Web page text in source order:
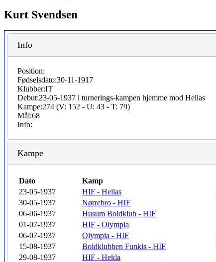
Kurt Svendsen
Info
Position:
Fødselsdato:30-11-1917
Klubber:IT
Debut:23-05-1937 i turnerings-kampen hjemme mod Hellas
Kampe:274 (V: 152 - U: 43 - T: 79)
Mål:68
Info:
Kampe
Dato Kamp
23-05-1937
HIF - Hellas
30-05-1937
Nørrebro - HIF
06-06-1937
Husum Boldklub - HIF
01-07-1937
HIF - Olympia
06-07-1937
Olympia - HIF
15-08-1937
Boldklubben Funkis - HIF
29-08-1937
HIF - Hekla